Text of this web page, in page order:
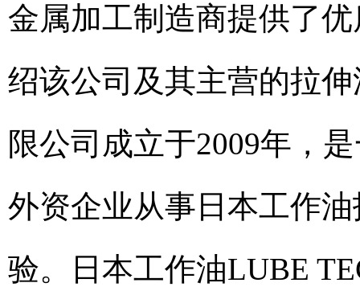
金属加工制造商提供了
绍该公司及其主营的拉
限公司成立于2009年，
外资企业从事日本工作
验。日本工作油LUBE